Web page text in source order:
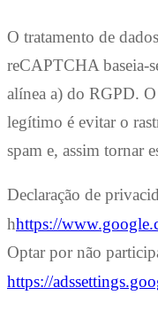
O tratamento de
reCAPTCHA baseia-
alínea a) do RGPD.
legítimo é evitar o
spam e, assim tornar
Declaração de
hhttps://
Optar por não
https://